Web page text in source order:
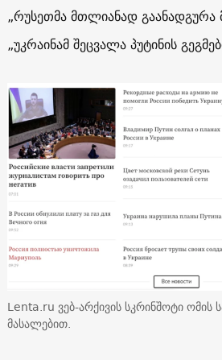
„რუსეთმა მთლიანად
„უკრაინამ შეცვალა პუტინის
Lenta.ru ვებ-არქივის სკრინშოტი ომის
მასალებით.